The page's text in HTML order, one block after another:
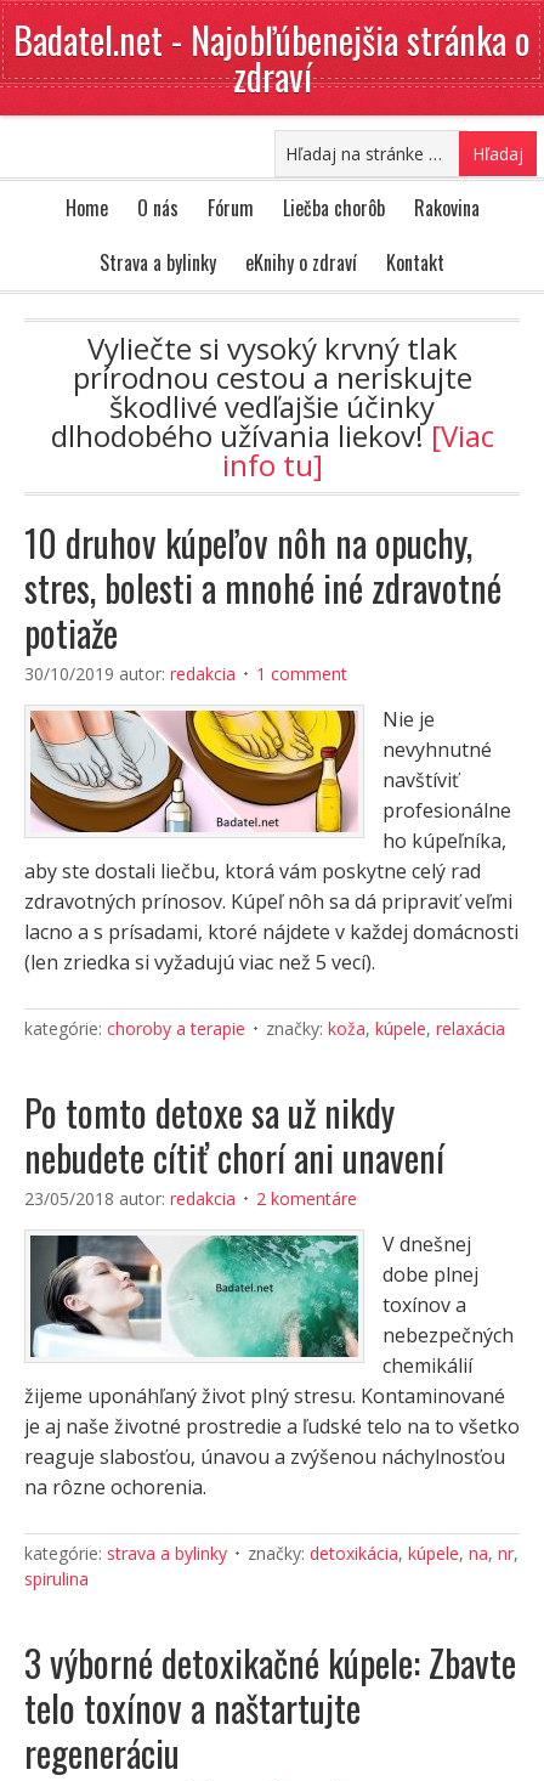
Badatel.net - Najobľúbenejšia stránka o
zdraví
Home O nás Fórum Liečba chorôb
Rakovina
Strava a bylinky
eKnihy o zdraví Kontakt
Vyliečte si vysoký krvný tlak
prírodnou cestou a neriskujte
škodlivé vedľajšie účinky
dlhodobého užívania liekov![Viac
info tu]
10 druhov kúpeľov nôh na opuchy,
stres, bolesti a mnohé iné zdravotné
potiaže
30/10/2019 autor: redakcia 1 comment
Nie je
nevyhnutné
navštíviť
profesionálne
ho kúpeľníka,
aby ste dostali liečbu, ktorá vám poskytne celý rad
zdravotných prínosov. Kúpeľ nôh sa dá pripraviť veľmi
lacno a s prísadami, ktoré nájdete v každej domácnosti
(len zriedka si vyžadujú viac než 5 vecí).
kategórie: choroby a terapie značky: koža, kúpele, relaxácia
Po tomto detoxe sa už nikdy
nebudete cítiť chorí ani unavení
23/05/2018 autor: redakcia 2 komentáre
V dnešnej
dobe plnej
toxínov a
nebezpečných
chemikálií
žijeme uponáhľaný život plný stresu. Kontaminované
je aj naše životné prostredie a ľudské telo na to všetko
reaguje slabosťou, únavou a zvýšenou náchylnosťou
na rôzne ochorenia.
kategórie: strava a bylinky značky: detoxikácia, kúpele, na, nr,
spirulina
3 výborné detoxikačné kúpele: Zbavte
telo toxínov a naštartujte
regeneráciu